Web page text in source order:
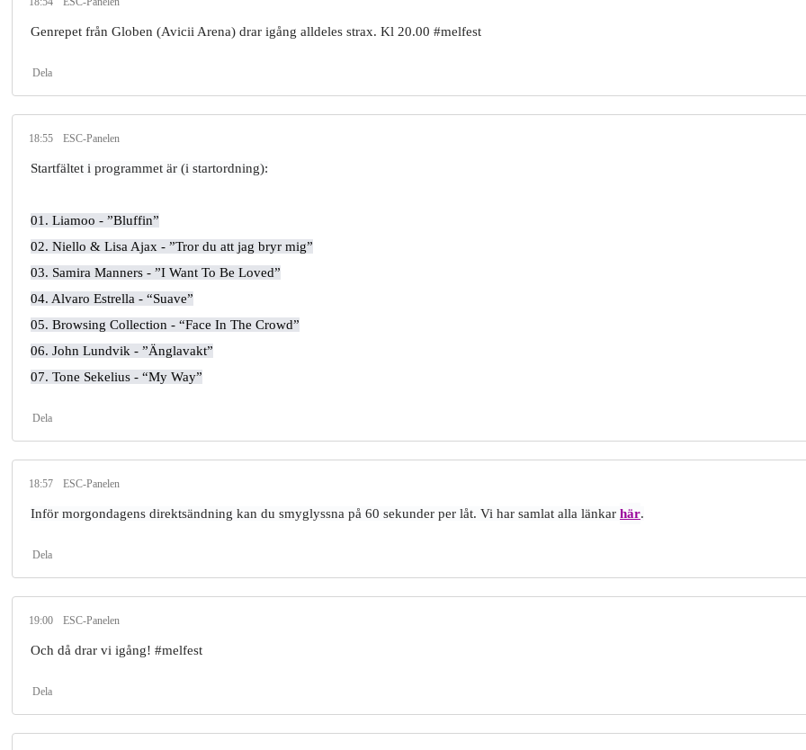
Genrepet från Globen (Avicii Arena) drar igång alldeles strax. Kl 20.00 #melfest
Dela
18:55 ESC-Panelen
Startfältet i programmet är (i startordning):
01. Liamoo - ”Bluffin”
02. Niello & Lisa Ajax - ”Tror du att jag bryr mig”
03. Samira Manners - ”I Want To Be Loved”
04. Alvaro Estrella - “Suave”
05. Browsing Collection - “Face In The Crowd”
06. John Lundvik - ”Änglavakt”
07. Tone Sekelius - “My Way”
Dela
18:57 ESC-Panelen
Inför morgondagens direktsändning kan du smyglyssna på 60 sekunder per låt. Vi har samlat alla länkar här.
Dela
19:00 ESC-Panelen
Och då drar vi igång! #melfest
Dela